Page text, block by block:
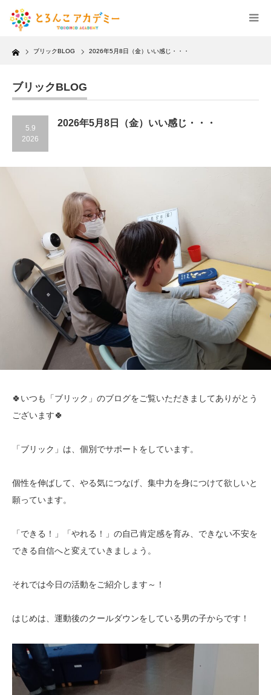
Home ブリックBLOG 2026年5月8日（金）いい感じ・・・
ブリックBLOG
5.9
2026
2026年5月8日（金）いい感じ・・・
🍀いつも「ブリック」のブログをご覧いただきましてありがとう
ございます🍀
「ブリック」は、個別でサポートをしています。
個性を伸ばして、やる気につなげ、集中力を身につけて欲しいと
願っています。
「できる！」「やれる！」の自己肯定感を育み、できない不安を
できる自信へと変えていきましょう。
それでは今日の活動をご紹介します～！
はじめは、運動後のクールダウンをしている男の子からです！